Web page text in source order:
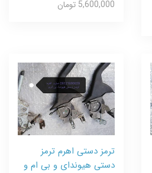
5,600,000 تومان
ترمز دستی اهرم ترمز
دستی هیوندای و بی ام و